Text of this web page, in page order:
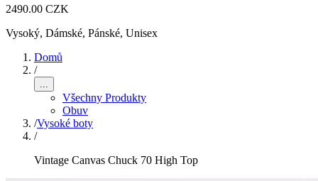
2490.00 CZK
Vysoký, Dámské, Pánské, Unisex
Domů
/
...
Všechny Produkty
Obuv
/Vysoké boty
/
Vintage Canvas Chuck 70 High Top